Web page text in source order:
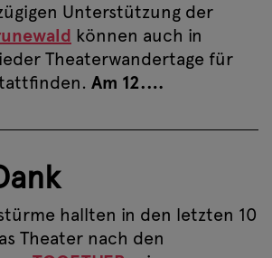
Unterstützung der
können auch in
Theaterwandertage für
Am 12.…
hallten in den letzten 10
Theater nach den